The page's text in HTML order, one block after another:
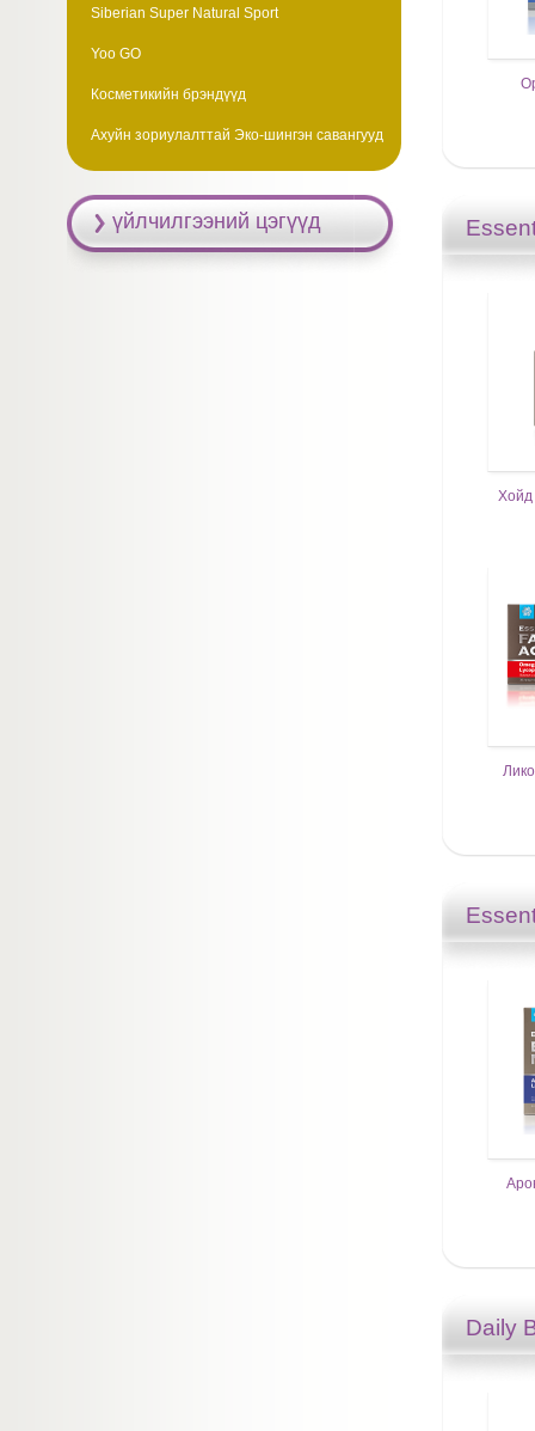
Хойд
Daily
Siberian Super Natural Sport
Yoo GO
Косметикийн брэндүүд
Ахуйн зориулалттай Эко-шингэн савангууд
үйлчилгээний цэгүүд